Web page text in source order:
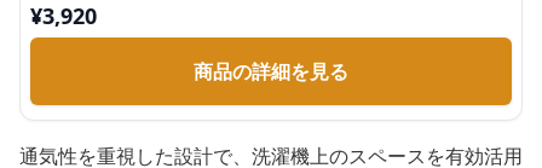
¥3,920
商品の詳細を見る
通気性を重視した設計で、洗濯機上のスペースを有効活用